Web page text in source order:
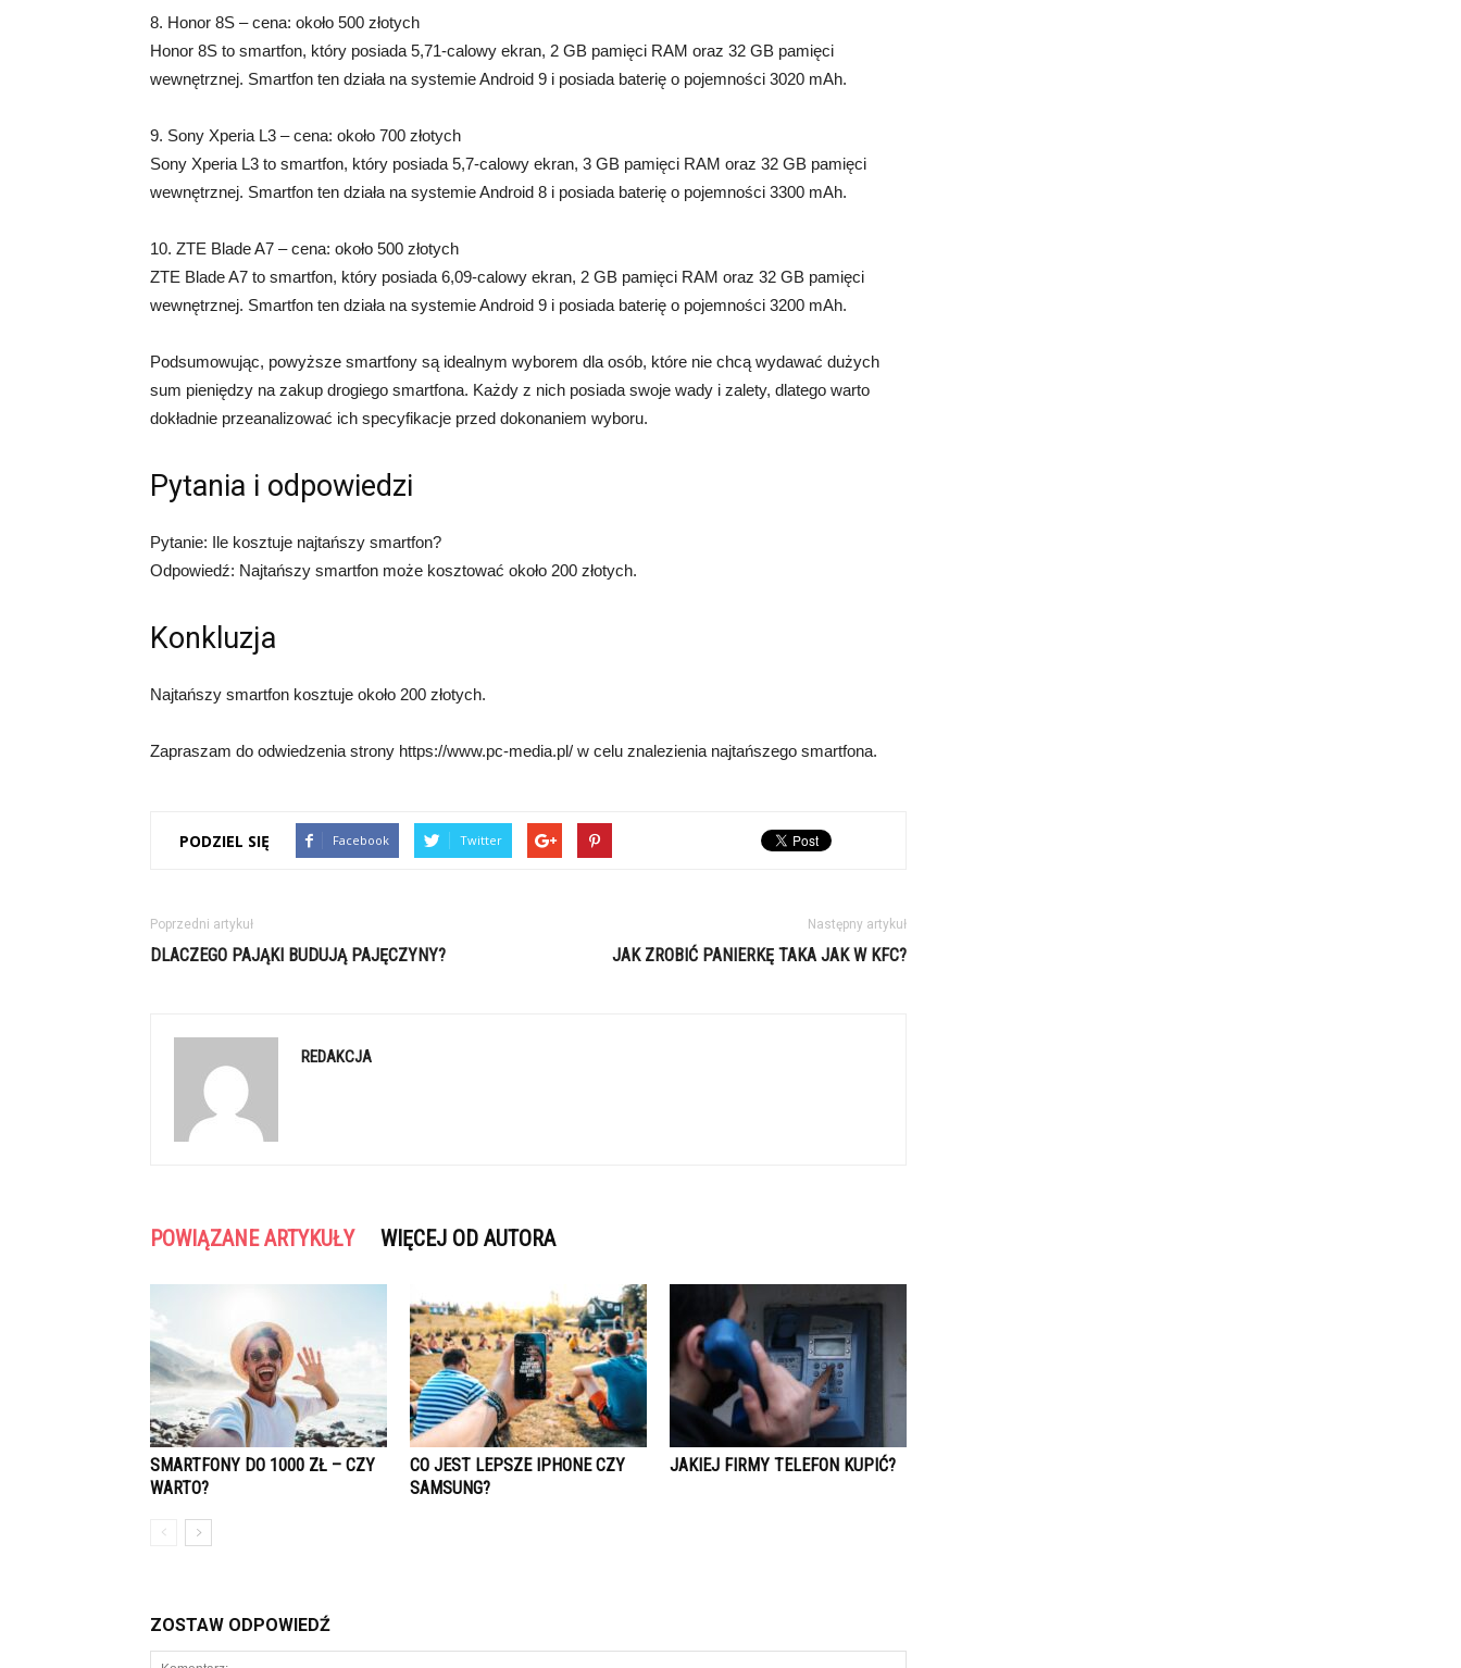
8. Honor 8S – cena: około 500 złotych
Honor 8S to smartfon, który posiada 5,71-calowy ekran, 2 GB pamięci RAM oraz 32 GB pamięci
wewnętrznej. Smartfon ten działa na systemie Android 9 i posiada baterię o pojemności 3020 mAh.
9. Sony Xperia L3 – cena: około 700 złotych
Sony Xperia L3 to smartfon, który posiada 5,7-calowy ekran, 3 GB pamięci RAM oraz 32 GB pamięci
wewnętrznej. Smartfon ten działa na systemie Android 8 i posiada baterię o pojemności 3300 mAh.
10. ZTE Blade A7 – cena: około 500 złotych
ZTE Blade A7 to smartfon, który posiada 6,09-calowy ekran, 2 GB pamięci RAM oraz 32 GB pamięci
wewnętrznej. Smartfon ten działa na systemie Android 9 i posiada baterię o pojemności 3200 mAh.
Podsumowując, powyższe smartfony są idealnym wyborem dla osób, które nie chcą wydawać dużych
sum pieniędzy na zakup drogiego smartfona. Każdy z nich posiada swoje wady i zalety, dlatego warto
dokładnie przeanalizować ich specyfikacje przed dokonaniem wyboru.
Pytania i odpowiedzi
Pytanie: Ile kosztuje najtańszy smartfon?
Odpowiedź: Najtańszy smartfon może kosztować około 200 złotych.
Konkluzja
Najtańszy smartfon kosztuje około 200 złotych.
Zapraszam do odwiedzenia strony https://www.pc-media.pl/ w celu znalezienia najtańszego smartfona.
PODZIEL SIĘ Facebook Twitter
Poprzedni artykuł
DLACZEGO PAJĄKI BUDUJĄ PAJĘCZYNY?
Następny artykuł
JAK ZROBIĆ PANIERKĘ TAKA JAK W KFC?
REDAKCJA
POWIĄZANE ARTYKUŁY WIĘCEJ OD AUTORA
SMARTFONY DO 1000 ZŁ – CZY
WARTO?
CO JEST LEPSZE IPHONE CZY
SAMSUNG?
JAKIEJ FIRMY TELEFON KUPIĆ?
ZOSTAW ODPOWIEDŹ